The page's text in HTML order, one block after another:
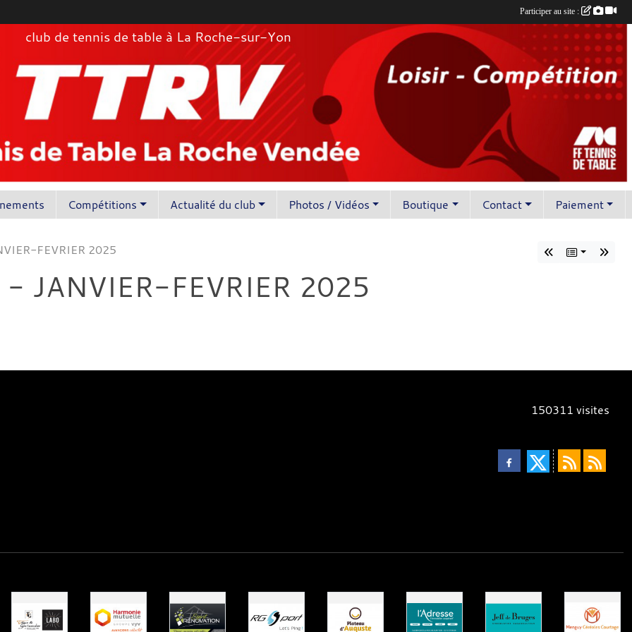
club de tennis de table à La Roche-sur-Yon
Compétitions Actualité du club Photos / Vidéos Boutique Contact Paiement
FEVRIER 2025
JANVIER-FEVRIER 2025
150311 visites
Participer au site :